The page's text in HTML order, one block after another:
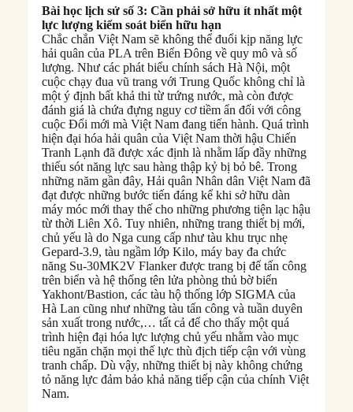
Bài học lịch sử số 3: Cần phải sở hữu ít nhất một
lực lượng kiểm soát biển hữu hạn
Chắc chắn Việt Nam sẽ không thể đuổi kịp năng lực
hải quân của PLA trên Biển Đông về quy mô và số
lượng. Như các phát biểu chính sách Hà Nội, một
cuộc chạy đua vũ trang với Trung Quốc không chỉ là
một ý định bất khả thi từ trứng nước, mà còn được
đánh giá là chứa đựng nguy cơ tiềm ẩn đối với công
cuộc Đổi mới mà Việt Nam đang tiến hành. Quá trình
hiện đại hóa hải quân của Việt Nam thời hậu Chiến
Tranh Lạnh đã được xác định là nhằm lấp đầy những
thiếu sót năng lực sau hàng thập kỷ bị bỏ bê. Trong
những năm gần đây, Hải quân Nhân dân Việt Nam đã
đạt được những bước tiến đáng kể khi sở hữu dàn
máy móc mới thay thế cho những phương tiện lạc hậu
từ thời Liên Xô. Tuy nhiên, những trang thiết bị mới,
chủ yếu là do Nga cung cấp như tàu khu trục nhẹ
Gepard-3.9, tàu ngầm lớp Kilo, máy bay đa chức
năng Su-30MK2V Flanker được trang bị để tấn công
trên biển và hệ thống tên lửa phòng thủ bờ biển
Yakhont/Bastion, các tàu hộ thống lớp SIGMA của
Hà Lan cũng như những tàu tấn công và tuần duyên
sản xuất trong nước,… tất cả để cho thấy một quá
trình hiện đại hóa lực lượng chủ yếu nhằm vào mục
tiêu ngăn chặn mọi thế lực thù địch tiếp cận với vùng
tranh chấp. Dù vậy, những thiết bị này không chứng
tỏ năng lực đảm bảo khả năng tiếp cận của chính Việt
Nam.